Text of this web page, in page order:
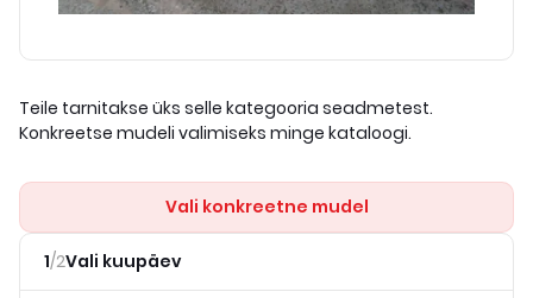
Teile tarnitakse üks selle kategooria seadmetest.
Konkreetse mudeli valimiseks minge kataloogi.
Vali konkreetne mudel
1/2Vali kuupäev